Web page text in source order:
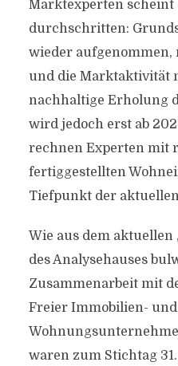
Marktexperten scheint
durchschritten:
wieder aufgenommen,
und die Marktaktivität
nachhaltige Erholung
wird jedoch erst ab
rechnen Experten mit
fertiggestellten
Tiefpunkt der
Wie aus dem aktuellen
des Analysehauses
Zusammenarbeit mit
Freier Immobilien- und
waren zum Stichtag